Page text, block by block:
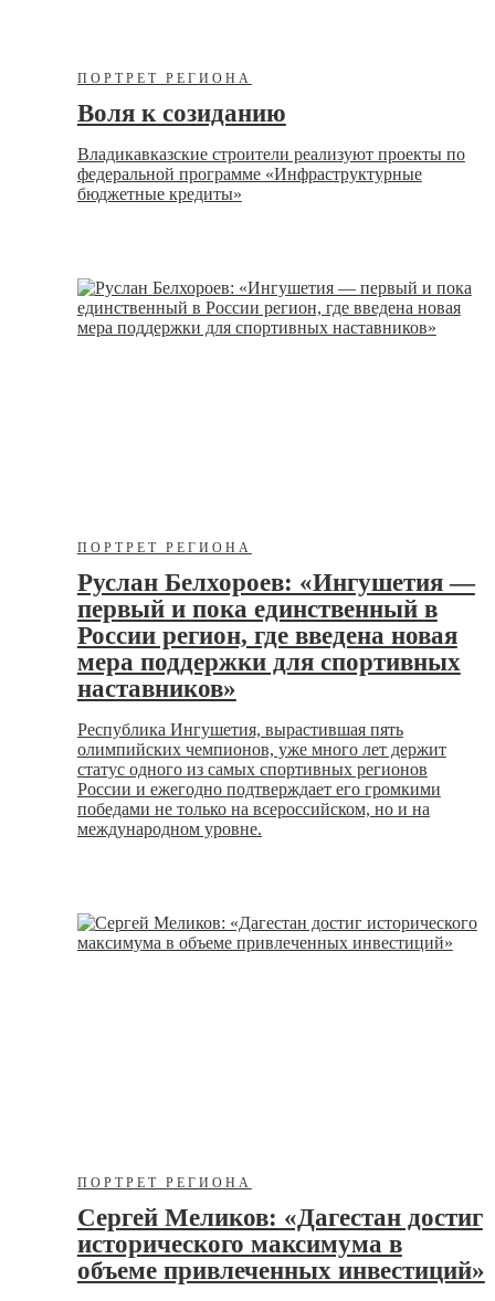
ПОРТРЕТ РЕГИОНА
Воля к созиданию
Владикавказские строители реализуют проекты по
федеральной программе «Инфраструктурные
бюджетные кредиты»
ПОРТРЕТ РЕГИОНА
Руслан Белхороев: «Ингушетия —
первый и пока единственный в
России регион, где введена новая
мера поддержки для спортивных
наставников»
Республика Ингушетия, вырастившая пять
олимпийских чемпионов, уже много лет держит
статус одного из самых спортивных регионов
России и ежегодно подтверждает его громкими
победами не только на всероссийском, но и на
международном уровне.
ПОРТРЕТ РЕГИОНА
Сергей Меликов: «Дагестан достиг
исторического максимума в
объеме привлеченных инвестиций»